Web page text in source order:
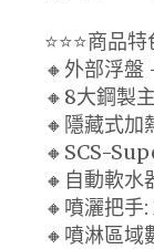
⭐⭐⭐商品特
🔸外部浮盤
🔸8大鋼製
🔸隱藏式加
🔸SCS-
🔸自動軟水
🔸噴灑把手:
🔸噴淋區域